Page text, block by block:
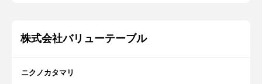
株式会社バリューテーブル
ニクノカタマリ